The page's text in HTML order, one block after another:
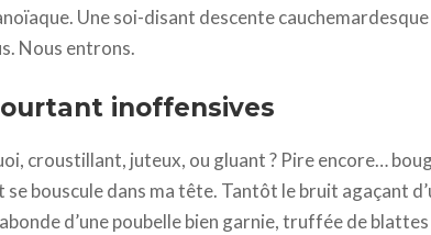
Une soi-disant descente cauchemardesque
Nous entrons.
inoffensives
croustillant, juteux, ou gluant ? Pire encore…
se bouscule dans ma tête. Tantôt le bruit agaçant
d’une poubelle bien garnie, truffée de